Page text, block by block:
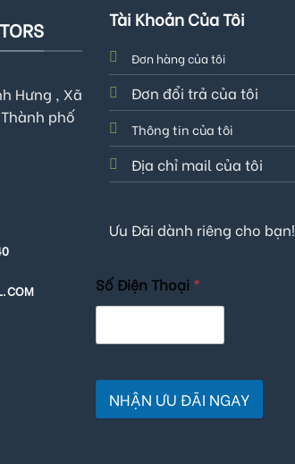
Hưng , Xã
phố
Tài Khoản Của Tôi
Đơn hàng của tôi
Đơn đổi trả của tôi
Thông tin của tôi
Địa chỉ mail của tôi
Ưu Đãi dành riêng cho bạn!
Số Điện Thoại *
NHẬN ƯU ĐÃI NGAY